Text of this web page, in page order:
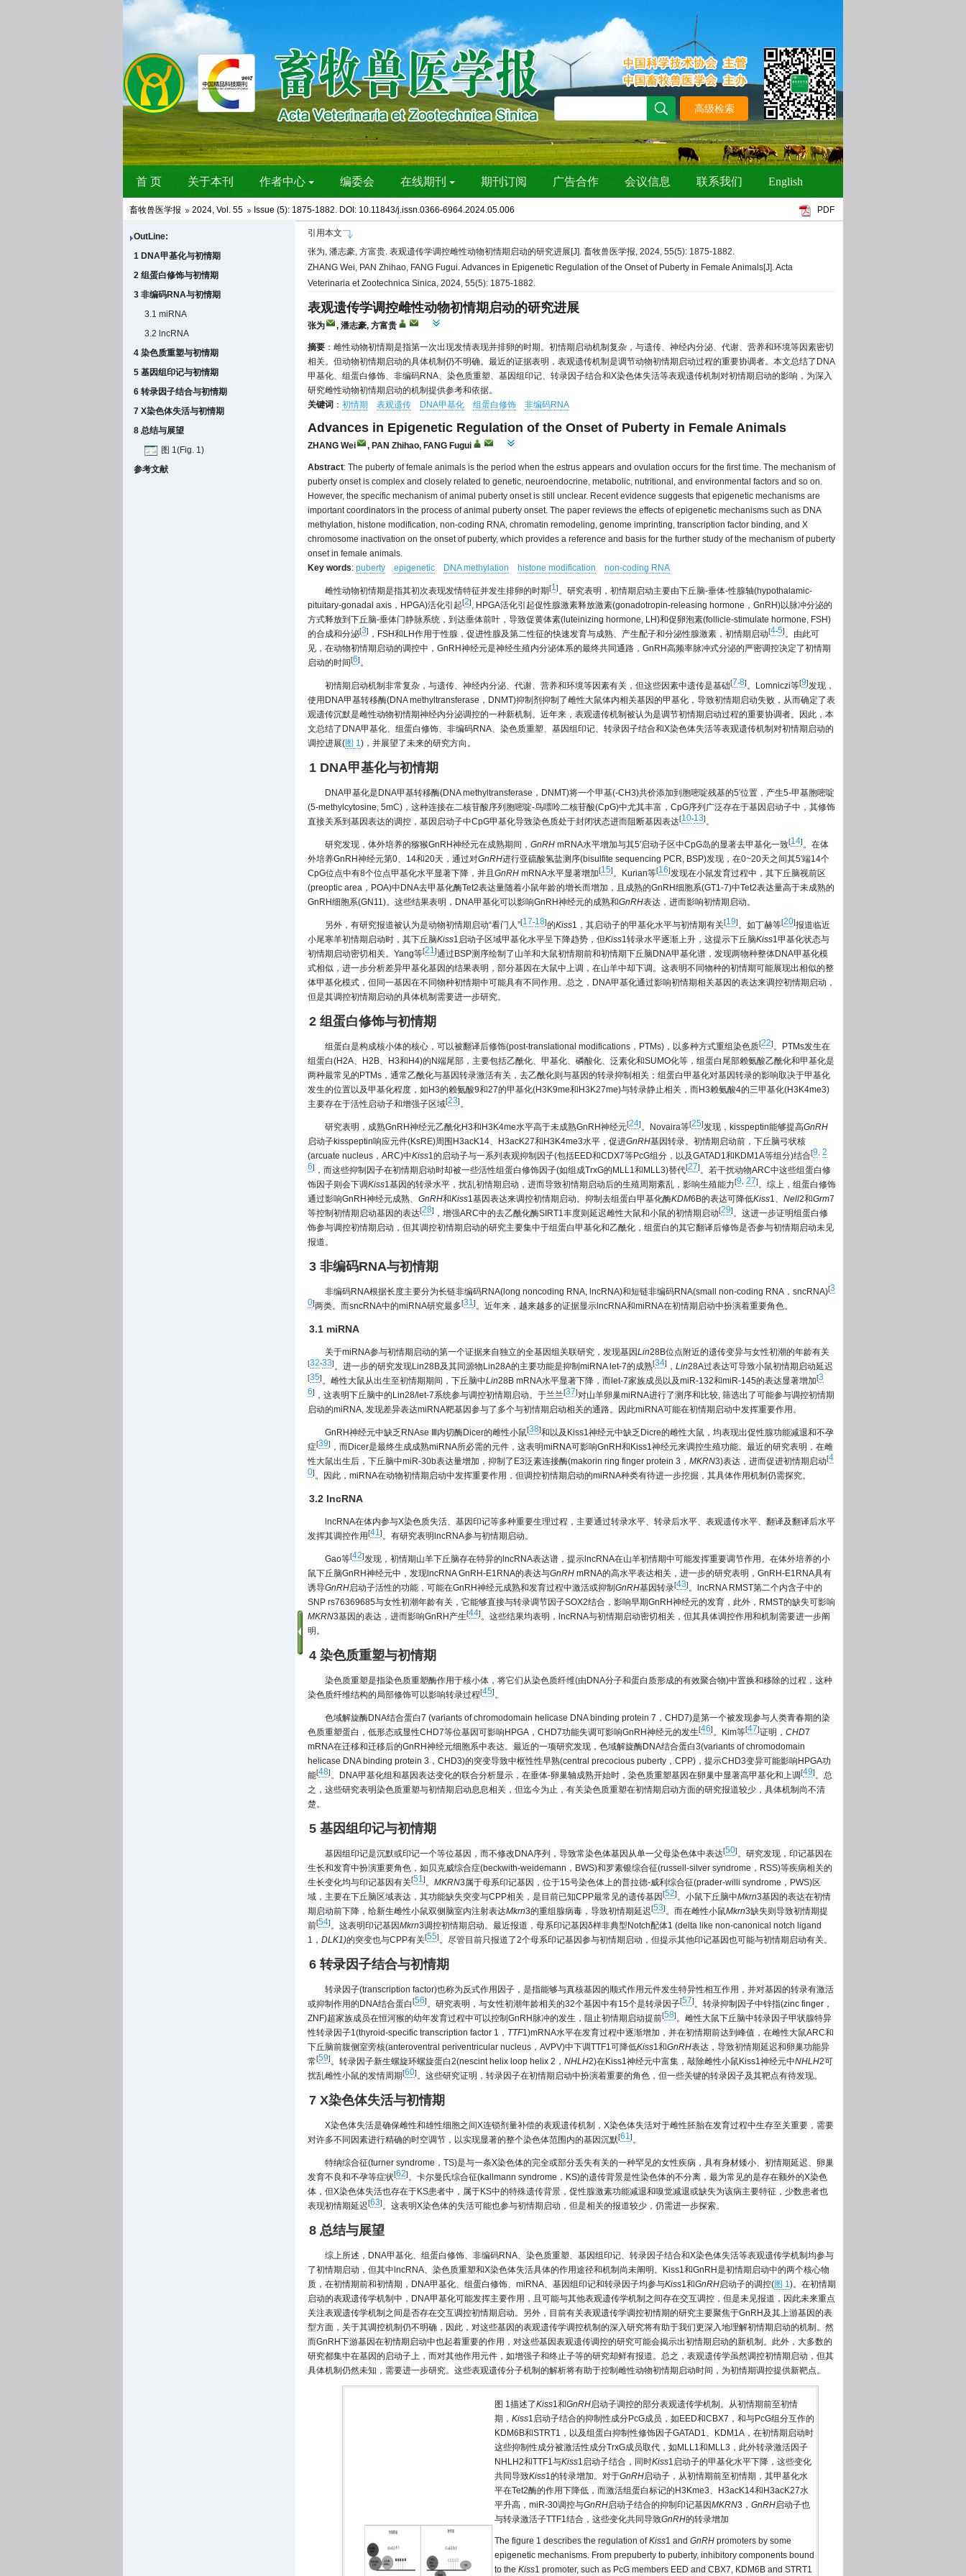
畜牧兽医学报 2024, Vol. 55 Issue (5): 1875-1882. DOI: 10.11843/j.issn.0366-6964.2024.05.006 PDF
OutLine:
1 DNA甲基化与初情期
2 组蛋白修饰与初情期
3 非编码RNA与初情期
3.1 miRNA
3.2 lncRNA
4 染色质重塑与初情期
5 基因组印记与初情期
6 转录因子结合与初情期
7 X染色体失活与初情期
8 总结与展望
图 1(Fig. 1)
参考文献
引用本文
张为, 潘志豪, 方富贵. 表观遗传学调控雌性动物初情期启动的研究进展[J]. 畜牧兽医学报, 2024, 55(5): 1875-1882.
ZHANG Wei, PAN Zhihao, FANG Fugui. Advances in Epigenetic Regulation of the Onset of Puberty in Female Animals[J]. Acta
Veterinaria et Zootechnica Sinica, 2024, 55(5): 1875-1882.
表观遗传学调控雌性动物初情期启动的研究进展
张为 , 潘志豪, 方富贵
摘要 ：雌性动物初情期是指第一次出现发情表现并排卵的时期。初情期启动机制复杂，与遗传、神经内分泌、代谢、营养和环境等因素密切
相关。但动物初情期启动的具体机制仍不明确。最近的证据表明，表观遗传机制是调节动物初情期启动过程的重要协调者。本文总结了DNA
甲基化、组蛋白修饰、非编码RNA、染色质重塑、基因组印记、转录因子结合和X染色体失活等表观遗传机制对初情期启动的影响，为深入
研究雌性动物初情期启动的机制提供参考和依据。
关键词 ： 初情期 表观遗传 DNA甲基化 组蛋白修饰 非编码RNA
Advances in Epigenetic Regulation of the Onset of Puberty in Female Animals
ZHANG Wei , PAN Zhihao, FANG Fugui
Abstract: The puberty of female animals is the period when the estrus appears and ovulation occurs for the first time. The mechanism of
puberty onset is complex and closely related to genetic, neuroendocrine, metabolic, nutritional, and environmental factors and so on.
However, the specific mechanism of animal puberty onset is still unclear. Recent evidence suggests that epigenetic mechanisms are
important coordinators in the process of animal puberty onset. The paper reviews the effects of epigenetic mechanisms such as DNA
methylation, histone modification, non-coding RNA, chromatin remodeling, genome imprinting, transcription factor binding, and X
chromosome inactivation on the onset of puberty, which provides a reference and basis for the further study of the mechanism of puberty
onset in female animals.
Key words: puberty epigenetic DNA methylation histone modification non-coding RNA
雌性动物初情期是指其初次表现发情特征并发生排卵的时期[1]。研究表明，初情期启动主要由下丘脑-垂体-性腺轴(hypothalamic-
pituitary-gonadal axis，HPGA)活化引起[2], HPGA活化引起促性腺激素释放激素(gonadotropin-releasing hormone，GnRH)以脉冲分泌的
方式释放到下丘脑-垂体门静脉系统，到达垂体前叶，导致促黄体素(luteinizing hormone, LH)和促卵泡素(follicle-stimulate hormone, FSH)
的合成和分泌[3] ，FSH和LH作用于性腺，促进性腺及第二性征的快速发育与成熟、产生配子和分泌性腺激素，初情期启动[4-5]。由此可
见，在动物初情期启动的调控中，GnRH神经元是神经生殖内分泌体系的最终共同通路，GnRH高频率脉冲式分泌的严密调控决定了初情期
启动的时间[6]。
初情期启动机制非常复杂，与遗传、神经内分泌、代谢、营养和环境等因素有关，但这些因素中遗传是基础[7-8]。Lomniczi等[9]发现，
使用DNA甲基转移酶(DNA methyltransferase，DNMT)抑制剂抑制了雌性大鼠体内相关基因的甲基化，导致初情期启动失败，从而确定了表
观遗传沉默是雌性动物初情期神经内分泌调控的一种新机制。近年来，表观遗传机制被认为是调节初情期启动过程的重要协调者。因此，本
文总结了DNA甲基化、组蛋白修饰、非编码RNA、染色质重塑、基因组印记、转录因子结合和X染色体失活等表观遗传机制对初情期启动的
调控进展(图 1)，并展望了未来的研究方向。
1 DNA甲基化与初情期
DNA甲基化是DNA甲基转移酶(DNA methyltransferase，DNMT)将一个甲基(-CH3)共价添加到胞嘧啶残基的5′位置，产生5-甲基胞嘧啶
(5-methylcytosine, 5mC)，这种连接在二核苷酸序列胞嘧啶-鸟嘌呤二核苷酸(CpG)中尤其丰富，CpG序列广泛存在于基因启动子中，其修饰
直接关系到基因表达的调控，基因启动子中CpG甲基化导致染色质处于封闭状态进而阻断基因表达[10-13]。
研究发现，体外培养的猕猴GnRH神经元在成熟期间， GnRH mRNA水平增加与其5′启动子区中CpG岛的显著去甲基化一致[14]。在体
外培养GnRH神经元第0、14和20天，通过对GnRH进行亚硫酸氢盐测序(bisulfite sequencing PCR, BSP)发现，在0~20天之间其5′端14个
CpG位点中有8个位点甲基化水平显著下降，并且 GnRH mRNA水平显著增加[15]。Kurian等[16]发现在小鼠发育过程中，其下丘脑视前区
(preoptic area，POA)中DNA去甲基化酶Tet2表达量随着小鼠年龄的增长而增加，且成熟的GnRH细胞系(GT1-7)中Tet2表达量高于未成熟的
GnRH细胞系(GN11)。这些结果表明，DNA甲基化可以影响GnRH神经元的成熟和GnRH表达，进而影响初情期启动。
另外，有研究报道被认为是动物初情期启动“看门人”[17-18]的Kiss1，其启动子的甲基化水平与初情期有关[19]。如丁赫等[20]报道临近
小尾寒羊初情期启动时，其下丘脑Kiss1启动子区域甲基化水平呈下降趋势，但Kiss1转录水平逐渐上升，这提示下丘脑Kiss1甲基化状态与
初情期启动密切相关。Yang等[21]通过BSP测序绘制了山羊和大鼠初情期前和初情期下丘脑DNA甲基化谱，发现两物种整体DNA甲基化模
式相似，进一步分析差异甲基化基因的结果表明，部分基因在大鼠中上调，在山羊中却下调。这表明不同物种的初情期可能展现出相似的整
体甲基化模式，但同一基因在不同物种初情期中可能具有不同作用。总之，DNA甲基化通过影响初情期相关基因的表达来调控初情期启动，
但是其调控初情期启动的具体机制需要进一步研究。
2 组蛋白修饰与初情期
组蛋白是构成核小体的核心，可以被翻译后修饰(post-translational modifications，PTMs)，以多种方式重组染色质[22]。PTMs发生在
组蛋白(H2A、H2B、H3和H4)的N端尾部，主要包括乙酰化、甲基化、磷酸化、泛素化和SUMO化等，组蛋白尾部赖氨酸乙酰化和甲基化是
两种最常见的PTMs，通常乙酰化与基因转录激活有关，去乙酰化则与基因的转录抑制相关；组蛋白甲基化对基因转录的影响取决于甲基化
发生的位置以及甲基化程度，如H3的赖氨酸9和27的甲基化(H3K9me和H3K27me)与转录静止相关，而H3赖氨酸4的三甲基化(H3K4me3)
主要存在于活性启动子和增强子区域[23]。
研究表明，成熟GnRH神经元乙酰化H3和H3K4me水平高于未成熟GnRH神经元[24]。Novaira等[25]发现，kisspeptin能够提高GnRH
启动子kisspeptin响应元件(KsRE)周围H3acK14、H3acK27和H3K4me3水平，促进GnRH基因转录。初情期启动前，下丘脑弓状核
(arcuate nucleus，ARC)中Kiss1的启动子与一系列表观抑制因子(包括EED和CDX7等PcG组分，以及GATAD1和KDM1A等组分)结合[9, 2
6] ，而这些抑制因子在初情期启动时却被一些活性组蛋白修饰因子(如组成TrxG的MLL1和MLL3)替代[27]。若干扰动物ARC中这些组蛋白修
饰因子则会下调Kiss1基因的转录水平，扰乱初情期启动，进而导致初情期启动后的生殖周期紊乱，影响生殖能力[9, 27]。综上，组蛋白修饰
通过影响GnRH神经元成熟、 GnRH和Kiss1基因表达来调控初情期启动。抑制去组蛋白甲基化酶KDM6B的表达可降低Kiss1、 Nell2和Grm7
等控制初情期启动基因的表达[28] ，增强ARC中的去乙酰化酶SIRT1丰度则延迟雌性大鼠和小鼠的初情期启动[29]。这进一步证明组蛋白修
饰参与调控初情期启动，但其调控初情期启动的研究主要集中于组蛋白甲基化和乙酰化，组蛋白的其它翻译后修饰是否参与初情期启动未见
报道。
3 非编码RNA与初情期
非编码RNA根据长度主要分为长链非编码RNA(long noncoding RNA, lncRNA)和短链非编码RNA(small non-coding RNA，sncRNA)[3
0]两类。而sncRNA中的miRNA研究最多[31]。近年来，越来越多的证据显示lncRNA和miRNA在初情期启动中扮演着重要角色。
3.1 miRNA
关于miRNA参与初情期启动的第一个证据来自独立的全基因组关联研究，发现基因Lin28B位点附近的遗传变异与女性初潮的年龄有关
[32-33]。进一步的研究发现Lin28B及其同源物Lin28A的主要功能是抑制miRNA let-7的成熟[34] ， Lin28A过表达可导致小鼠初情期启动延迟
[35]。雌性大鼠从出生至初情期期间，下丘脑中Lin28B mRNA水平显著下降，而let-7家族成员以及miR-132和miR-145的表达显著增加[3
6] ，这表明下丘脑中的Lin28/let-7系统参与调控初情期启动。于兰兰[37]对山羊卵巢miRNA进行了测序和比较, 筛选出了可能参与调控初情期
启动的miRNA, 发现差异表达miRNA靶基因参与了多个与初情期启动相关的通路。因此miRNA可能在初情期启动中发挥重要作用。
GnRH神经元中缺乏RNAse Ⅲ内切酶Dicer的雌性小鼠[38]和以及Kiss1神经元中缺乏Dicre的雌性大鼠，均表现出促性腺功能减退和不孕
症[39] ，而Dicer是最终生成成熟miRNA所必需的元件，这表明miRNA可影响GnRH和Kiss1神经元来调控生殖功能。最近的研究表明，在雌
性大鼠出生后，下丘脑中miR-30b表达量增加，抑制了E3泛素连接酶(makorin ring finger protein 3， MKRN3)表达，进而促进初情期启动[4
0]。因此，miRNA在动物初情期启动中发挥重要作用，但调控初情期启动的miRNA种类有待进一步挖掘，其具体作用机制仍需探究。
3.2 lncRNA
lncRNA在体内参与X染色质失活、基因印记等多种重要生理过程，主要通过转录水平、转录后水平、表观遗传水平、翻译及翻译后水平
发挥其调控作用[41]。有研究表明lncRNA参与初情期启动。
Gao等[42]发现，初情期山羊下丘脑存在特异的lncRNA表达谱，提示lncRNA在山羊初情期中可能发挥重要调节作用。在体外培养的小
鼠下丘脑GnRH神经元中，发现lncRNA GnRH-E1RNA的表达与GnRH mRNA的高水平表达相关，进一步的研究表明，GnRH-E1RNA具有
诱导GnRH启动子活性的功能，可能在GnRH神经元成熟和发育过程中激活或抑制 GnRH基因转录[43]。lncRNA RMST第二个内含子中的
SNP rs76369685与女性初潮年龄有关，它能够直接与转录调节因子SOX2结合，影响早期GnRH神经元的发育，此外，RMST的缺失可影响
MKRN3基因的表达，进而影响GnRH产生[44]。这些结果均表明，lncRNA与初情期启动密切相关，但其具体调控作用和机制需要进一步阐
明。
4 染色质重塑与初情期
染色质重塑是指染色质重塑酶作用于核小体，将它们从染色质纤维(由DNA分子和蛋白质形成的有效聚合物)中置换和移除的过程，这种
染色质纤维结构的局部修饰可以影响转录过程[45]。
色域解旋酶DNA结合蛋白7 (variants of chromodomain helicase DNA binding protein 7，CHD7)是第一个被发现参与人类青春期的染
色质重塑蛋白，低形态或显性CHD7等位基因可影响HPGA，CHD7功能失调可影响GnRH神经元的发生[46]。Kim等[47]证明， CHD7
mRNA在迁移和迁移后的GnRH神经元细胞系中表达。最近的一项研究发现，色域解旋酶DNA结合蛋白3(variants of chromodomain
helicase DNA binding protein 3，CHD3)的突变导致中枢性性早熟(central precocious puberty，CPP)，提示CHD3变异可能影响HPGA功
能[48]。DNA甲基化组和基因表达变化的联合分析显示，在垂体-卵巢轴成熟开始时，染色质重塑基因在卵巢中显著高甲基化和上调[49]。总
之，这些研究表明染色质重塑与初情期启动息息相关，但迄今为止，有关染色质重塑在初情期启动方面的研究报道较少，具体机制尚不清
楚。
5 基因组印记与初情期
基因组印记是沉默或印记一个等位基因，而不修改DNA序列，导致常染色体基因从单一父母染色体中表达[50]。研究发现，印记基因在
生长和发育中扮演重要角色，如贝克威综合症(beckwith-weidemann，BWS)和罗素银综合征(russell-silver syndrome，RSS)等疾病相关的
生长变化均与印记基因有关[51]。 MKRN3属于母系印记基因，位于15号染色体上的普拉德-威利综合征(prader-willi syndrome，PWS)区
域，主要在下丘脑区域表达，其功能缺失突变与CPP相关，是目前已知CPP最常见的遗传基因[52]。小鼠下丘脑中Mkrn3基因的表达在初情
期启动前下降，给新生雌性小鼠双侧脑室内注射表达Mkrn3的重组腺病毒，导致初情期延迟[53]。而在雌性小鼠Mkrn3缺失则导致初情期提
前[54]。这表明印记基因Mkrn3调控初情期启动。最近报道，母系印记基因δ样非典型Notch配体1 (delta like non-canonical notch ligand
1， DLK1)的突变也与CPP有关[55]。尽管目前只报道了2个母系印记基因参与初情期启动，但提示其他印记基因也可能与初情期启动有关。
6 转录因子结合与初情期
转录因子(transcription factor)也称为反式作用因子，是指能够与真核基因的顺式作用元件发生特异性相互作用，并对基因的转录有激活
或抑制作用的DNA结合蛋白[56]。研究表明，与女性初潮年龄相关的32个基因中有15个是转录因子[57]。转录抑制因子中锌指(zinc finger，
ZNF)超家族成员在恒河猴的幼年发育过程中可以控制GnRH脉冲的发生，阻止初情期启动提前[58]。雌性大鼠下丘脑中转录因子甲状腺特异
性转录因子1(thyroid-specific transcription factor 1， TTF1)mRNA水平在发育过程中逐渐增加，并在初情期前达到峰值，在雌性大鼠ARC和
下丘脑前腹侧室旁核(anteroventral periventricular nucleus，AVPV)中下调TTF1可降低Kiss1和GnRH表达，导致初情期延迟和卵巢功能异
常[59]。转录因子新生螺旋环螺旋蛋白2(nescint helix loop helix 2， NHLH2)在Kiss1神经元中富集，敲除雌性小鼠Kiss1神经元中NHLH2可
扰乱雌性小鼠的发情周期[60]。这些研究证明，转录因子在初情期启动中扮演着重要的角色，但一些关键的转录因子及其靶点有待发现。
7 X染色体失活与初情期
X染色体失活是确保雌性和雄性细胞之间X连锁剂量补偿的表观遗传机制，X染色体失活对于雌性胚胎在发育过程中生存至关重要，需要
对许多不同因素进行精确的时空调节，以实现显著的整个染色体范围内的基因沉默[61]。
特纳综合征(turner syndrome，TS)是与一条X染色体的完全或部分丢失有关的一种罕见的女性疾病，具有身材矮小、初情期延迟、卵巢
发育不良和不孕等症状[62]。卡尔曼氏综合征(kallmann syndrome，KS)的遗传背景是性染色体的不分离，最为常见的是存在额外的X染色
体，但X染色体失活也存在于KS患者中，属于KS中的特殊遗传背景，促性腺激素功能减退和嗅觉减退或缺失为该病主要特征，少数患者也
表现初情期延迟[63]。这表明X染色体的失活可能也参与初情期启动，但是相关的报道较少，仍需进一步探索。
8 总结与展望
综上所述，DNA甲基化、组蛋白修饰、非编码RNA、染色质重塑、基因组印记、转录因子结合和X染色体失活等表观遗传学机制均参与
了初情期启动，但其中lncRNA、染色质重塑和X染色体失活具体的作用途径和机制尚未阐明。Kiss1和GnRH是初情期启动中的两个核心物
质，在初情期前和初情期，DNA甲基化、组蛋白修饰、miRNA、基因组印记和转录因子均参与Kiss1和GnRH启动子的调控(图 1)。在初情期
启动的表观遗传学机制中，DNA甲基化可能发挥主要作用，且可能与其他表观遗传学机制之间存在交互调控，但是未见报道，因此未来重点
关注表观遗传学机制之间是否存在交互调控初情期启动。另外，目前有关表观遗传学调控初情期的研究主要聚焦于GnRH及其上游基因的表
型方面，关于其调控机制仍不明确，因此，对这些基因的表观遗传学调控机制的深入研究将有助于我们更深入地理解初情期启动的机制。然
而GnRH下游基因在初情期启动中也起着重要的作用，对这些基因表观遗传调控的研究可能会揭示出初情期启动的新机制。此外，大多数的
研究都集中在基因的启动子上，而对其他作用元件，如增强子和终止子等的研究却鲜有报道。总之，表观遗传学虽然调控初情期启动，但其
具体机制仍然未知，需要进一步研究。这些表观遗传分子机制的解析将有助于控制雌性动物初情期启动时间，为初情期调控提供新靶点。
图 1描述了Kiss1和GnRH启动子调控的部分表观遗传学机制。从初情期前至初情
期， Kiss1启动子结合的抑制性成分PcG成员，如EED和CBX7，和与PcG组分互作的
KDM6B和STRT1，以及组蛋白抑制性修饰因子GATAD1、KDM1A，在初情期启动时
这些抑制性成分被激活性成分TrxG成员取代，如MLL1和MLL3，此外转录激活因子
NHLH2和TTF1与Kiss1启动子结合，同时Kiss1启动子的甲基化水平下降，这些变化
共同导致Kiss1的转录增加。对于GnRH启动子，从初情期前至初情期，其甲基化水
平在Tet2酶的作用下降低，而激活组蛋白标记的H3Kme3、H3acK14和H3acK27水
平升高，miR-30调控与GnRH启动子结合的抑制印记基因MKRN3， GnRH启动子也
与转录激活子TTF1结合，这些变化共同导致GnRH的转录增加
The figure 1 describes the regulation ofKiss1 and GnRHpromoters by some
epigenetic mechanisms. From prepuberty to puberty, inhibitory components bound
to the Kiss1 promoter, such as PcG members EED and CBX7, KDM6B and STRT1